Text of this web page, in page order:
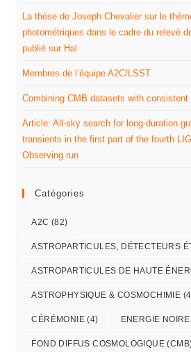
La thèse de Joseph Chevalier sur le
photométriques dans le cadre du relevé
publié sur Hal
Membres de l’équipe A2C/LSST
Combining CMB datasets with consistent
Article: All-sky search for long-duration
transients in the first part of the fourth
Observing run
Catégories
A2C (82)
ASTROPARTICULES, DÉTECTEURS
ASTROPARTICULES DE HAUTE
ASTROPHYSIQUE & COSMOCHIMIE
CÉRÉMONIE (4) ENERGIE
FOND DIFFUS COSMOLOGIQUE